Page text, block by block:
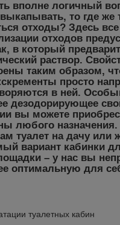
вполне логичный
то где же
отходы? Здесь
отходов
в который
раствор.
таким образом,
просто
в ней.
дезодорирующее
вы можете
любого назначения.
туалет на дачу или
вариант кабинки
– у нас вы
оптимальную для
туалетных кабин